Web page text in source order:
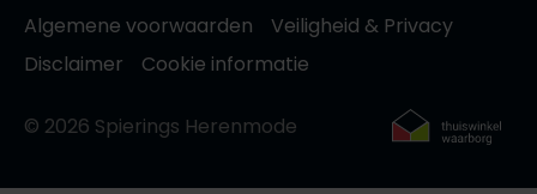
Algemene voorwaarden
Veiligheid & Privacy
Disclaimer
Cookie informatie
© 2026 Spierings Herenmode